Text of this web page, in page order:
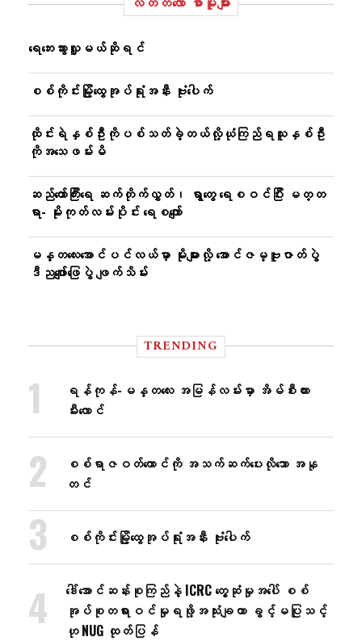
လတ်တ‌လော စာမူများ
ရေဘေးသွားလှူမယ်ဆိုရင်
စစ်ကိုင်းမြို့ထွေအုပ်ရုံးအနီး ဗုံးပေါက်
ထိုင်းရဲနှစ်ဦးကိုပစ်သတ်ခဲ့တယ်လို့ယုံကြည်ရသူနှစ်ဦး
ကိုအသေဖမ်းမိ
ဆည်တော်ကြီးရေ ဆက်တိုက်လွှတ်၊ ရွာတွေ ရေစဝင်ပြီး မတ္တ
ရာ- မိုးကုတ်လမ်းပိုင်း ရေစကျော်
မန္တလေးအောင်ပင်လယ်မှာ မိုးများလို့ အောင်ဇမ္ဗူဇာတ်ပွဲ
ဒီညဖျော်ဖြေပွဲ ဖျက်သိမ်း
TRENDING
ရန်ကုန်-မန္တလေး အမြန်လမ်းမှာ အိမ်စီးကား
မီးလောင်
စစ်ရာဇဝတ်ကောင်ကို အသက်ဆက်ပေးလိုသော အနု
တင်
စစ်ကိုင်းမြို့ထွေအုပ်ရုံးအနီး ဗုံးပေါက်
ဒေါ်အောင်ဆန်းစုကြည်နဲ့ ICRC တွေ့ဆုံမှုအပေါ် စစ်
အုပ်စုတရားဝင်မှုရဖို့အသုံးချတာ ခွင့်မပြုသင့်
ဟု NUG ထုတ်ပြန်